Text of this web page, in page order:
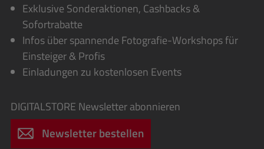
Exklusive Sonderaktionen, Cashbacks &
Sofortrabatte
Infos über spannende Fotografie-Workshops für
Einsteiger & Profis
Einladungen zu kostenlosen Events
DIGITALSTORE Newsletter abonnieren
Newsletter bestellen